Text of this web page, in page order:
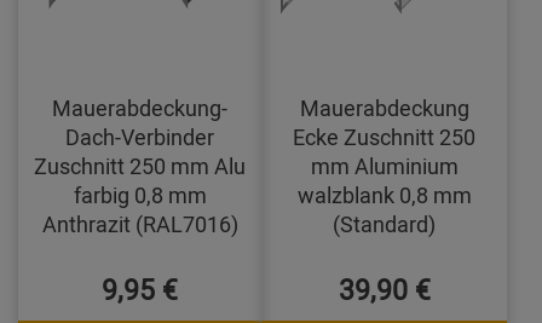
Mauerabdeckung-
Dach-Verbinder
Zuschnitt 250 mm Alu
farbig 0,8 mm
Anthrazit (RAL7016)
9,95 €
Mauerabdeckung
Ecke Zuschnitt 250
mm Aluminium
walzblank 0,8 mm
(Standard)
39,90 €